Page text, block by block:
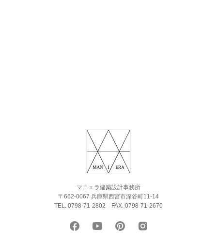
マニエラ建築設計事務所
〒662-0067 兵庫県西宮市深谷町11-14
TEL. 0798-71-2802 FAX. 0798-71-2670